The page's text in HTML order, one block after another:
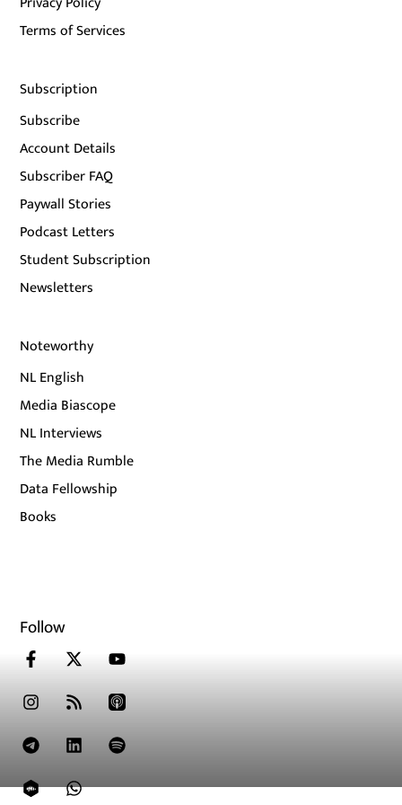
Terms of Services
Subscription
Subscribe
Account Details
Subscriber FAQ
Paywall Stories
Podcast Letters
Student Subscription
Newsletters
Noteworthy
NL English
Media Biascope
NL Interviews
The Media Rumble
Data Fellowship
Books
Follow